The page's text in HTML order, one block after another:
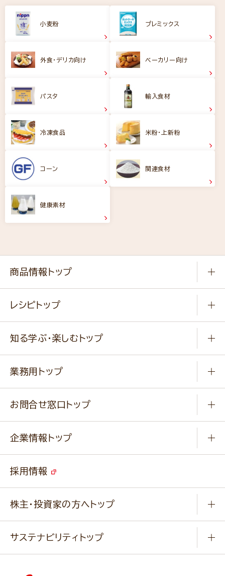
小麦粉 プレミックス
外食・デリカ向け ベーカリー向け
パスタ 輸入食材
冷凍食品 米粉・上新粉
コーン 関連食材
健康素材
商品情報トップ
健康食品・他
新商品・リニューアル商品
通販サイト一覧
レシピトップ
作り方動画
みなさまのレシピはこちら
知る学ぶ・楽しむトップ
ふっくらパンをつくりましょう
キャンペーン
業務用トップ
ニップンの アマニ 業務用サイト
ベジカフェブランドサイト
お問合せ窓口トップ
改善事例
業務用商品のお問合せ
企業情報トップ
事業紹介
経営理念・経営方針・行動規範・行動指針
ニップンの歴史
採用情報
株主・投資家の方へトップ
サステナビリティトップ